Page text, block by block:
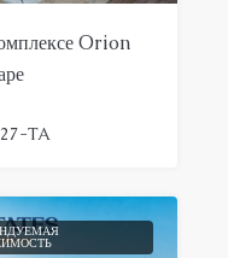
Orion
TA